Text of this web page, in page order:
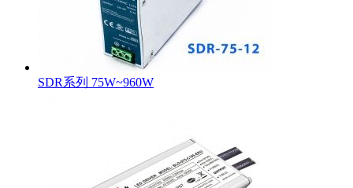
SDR系列 75W~960W